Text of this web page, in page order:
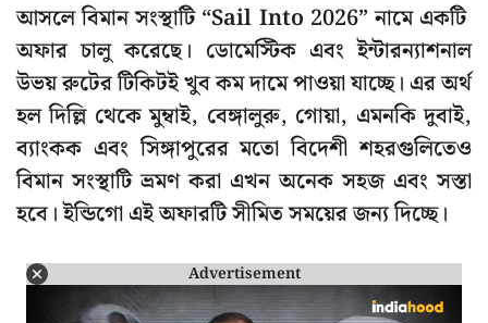
আসলে বিমান সংস্থাটি “Sail Into 2026” নামে একটি
অফার চালু করেছে। ডোমেস্টিক এবং ইন্টারন্যাশনাল
উভয় রুটের টিকিটই খুব কম দামে পাওয়া যাচ্ছে। এর অর্থ
হল দিল্লি থেকে মুম্বাই, বেঙ্গালুরু, গোয়া, এমনকি দুবাই,
ব্যাংকক এবং সিঙ্গাপুরের মতো বিদেশী শহরগুলিতেও
বিমান সংস্থাটি ভ্রমণ করা এখন অনেক সহজ এবং সস্তা
হবে। ইন্ডিগো এই অফারটি সীমিত সময়ের জন্য দিচ্ছে।
Advertisement